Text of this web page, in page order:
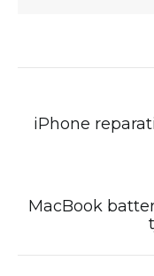
iPhone
MacBook